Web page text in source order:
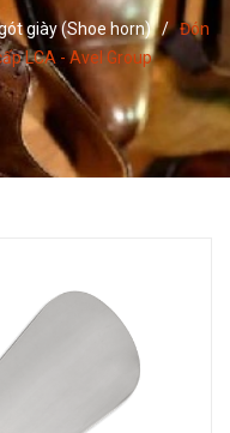
giày (Shoe horn) / Đón
LCA - Avel Group